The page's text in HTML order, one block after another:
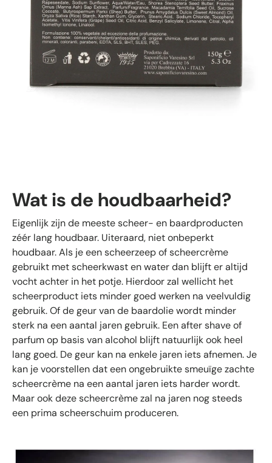
Wat is de houdbaarheid?
Eigenlijk zijn de meeste scheer- en baardproducten
zéér lang houdbaar. Uiteraard, niet onbeperkt
houdbaar. Als je een scheerzeep of scheercrème
gebruikt met scheerkwast en water dan blijft er altijd
vocht achter in het potje. Hierdoor zal wellicht het
scheerproduct iets minder goed werken na veelvuldig
gebruik. Of de geur van de baardolie wordt minder
sterk na een aantal jaren gebruik. Een after shave of
parfum op basis van alcohol blijft natuurlijk ook heel
lang goed. De geur kan na enkele jaren iets afnemen. Je
kan je voorstellen dat een ongebruikte smeuïge zachte
scheercrème na een aantal jaren iets harder wordt.
Maar ook deze scheercrème zal na jaren nog steeds
een prima scheerschuim produceren.